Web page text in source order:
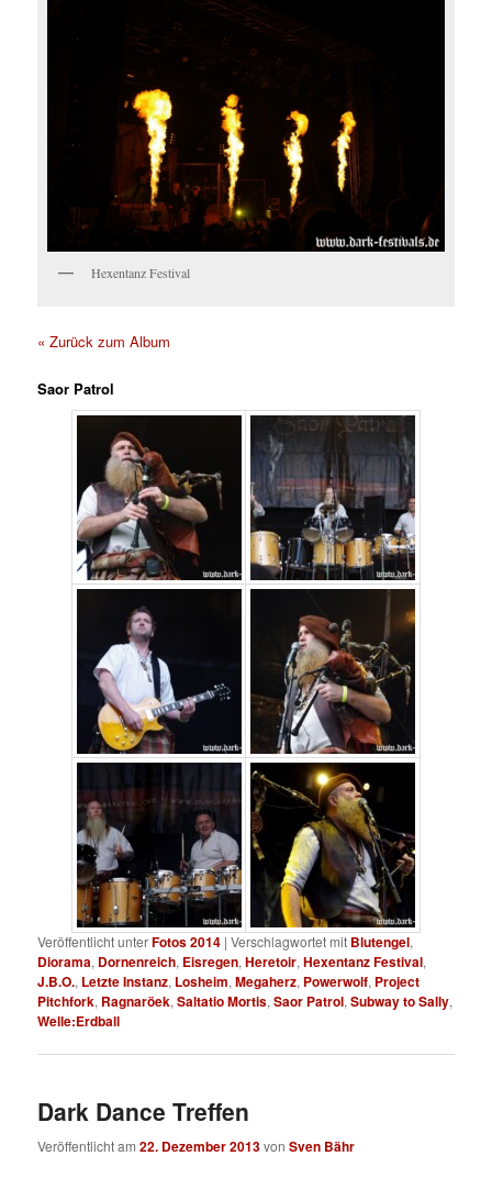
Hexentanz Festival
« Zurück zum Album
Saor Patrol
Veröffentlicht unterFotos 2014 |Verschlagwortet mit Blutengel,
Diorama, Dornenreich, Eisregen,Heretoir,Hexentanz Festival,
J.B.O., Letzte Instanz, Losheim,Megaherz, Powerwolf, Project
Pitchfork, Ragnaröek,Saltatio Mortis,Saor Patrol,Subway to Sally,
Welle:Erdball
Dark Dance Treffen
Veröffentlicht am22. Dezember 2013vonSven Bähr